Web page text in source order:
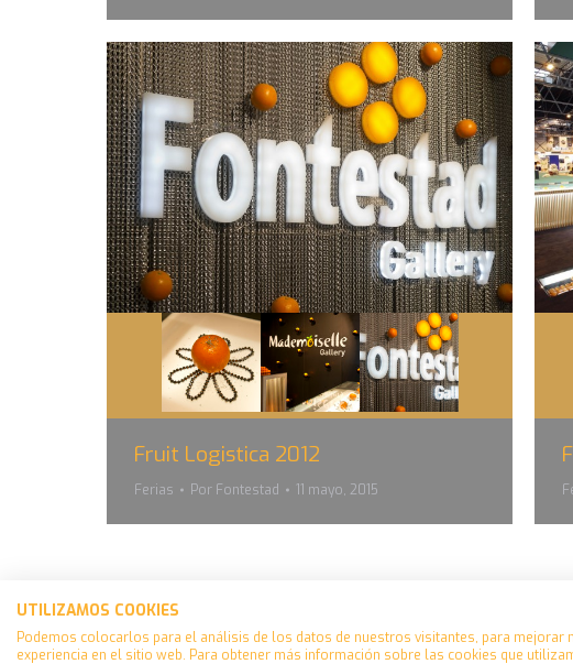
Fruit Logistica 2012
Ferias Por Fontestad 11 mayo, 2015
Español
Français
UTILIZAMOS COOKIES
Podemos colocarlos para el análisis de los datos de nuestros visitantes, para
experiencia en el sitio web. Para obtener más información sobre las cookies que